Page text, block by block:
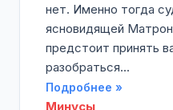
нет. Именно тогда
ясновидящей
предстоит принять
разобраться...
Подробнее »
Минусы